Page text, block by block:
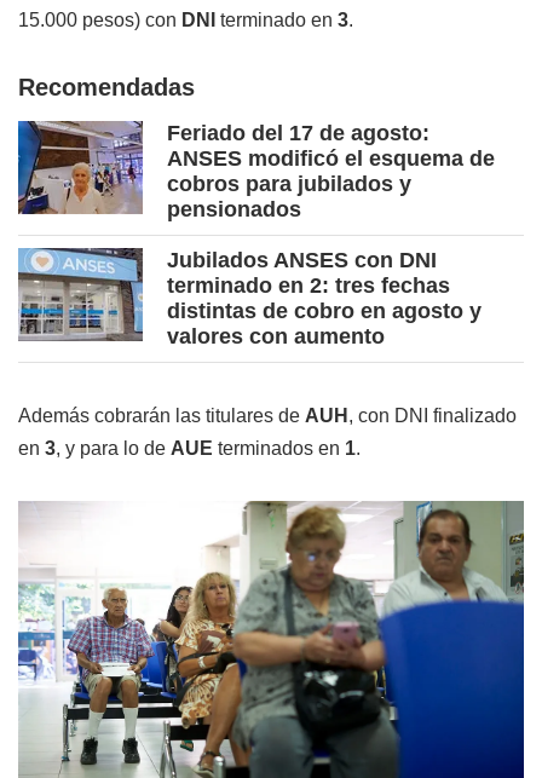
15.000 pesos) con DNI terminado en 3.
Recomendadas
Feriado del 17 de agosto:
ANSES modificó el esquema de
cobros para jubilados y
pensionados
Jubilados ANSES con DNI
terminado en 2: tres fechas
distintas de cobro en agosto y
valores con aumento
Además cobrarán las titulares de AUH , con DNI finalizado
en 3, y para lo de AUE terminados en 1.